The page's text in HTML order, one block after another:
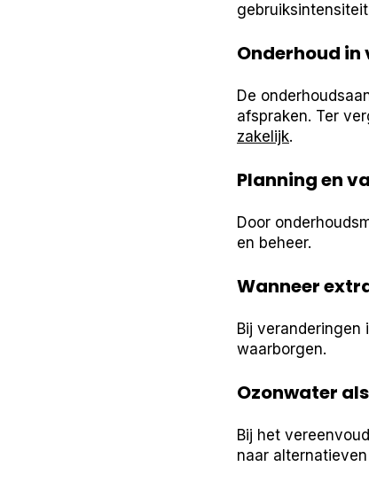
Onderhoud
De
afspraken. Ter
zakelijk.
Planning en
Door
en beheer.
Wanneer
Bij
waarborgen.
Ozonwater
Bij het
naar